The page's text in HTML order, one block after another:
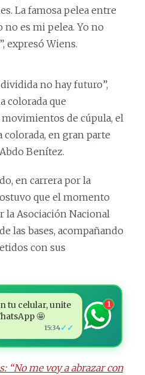
La famosa pelea entre
no es mi pelea. Yo no
expresó Wiens.
no hay futuro”,
colorada que
de cúpula, el
en gran parte
Benítez.
en carrera por la
que el momento
Asociación Nacional
las bases, acompañando
con sus
tu celular, unite
🤩
15:34✓✓
1
“No me voy a abrazar con